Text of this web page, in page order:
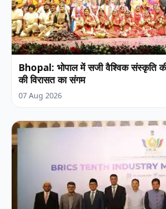
Bhopal: भोपाल में सजी वैश्विक संस्कृति
की विरासत का संगम
07 Aug 2026